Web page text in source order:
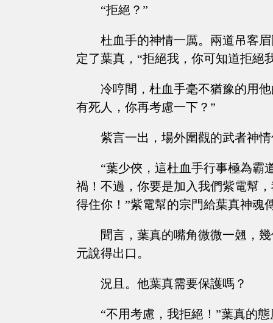
“拒絕？”
杜血手的神情一厲。兩道吊客
定了葉真，“拒絕我，你可知道拒絕
冷哼間，杜血手毫不猶豫的用
有死人，你再考慮一下？”
紫言一出，場外圍觀的武者神
“葉少俠，這杜血手行事極為霸
禍！不過，你要是加入我們紫電幫
得住你！”紫電幫的宗門給葉真神魂
聞言，葉真的嘴角微微一翹，
元說得出口。
況且。他葉真需要保護嗎？
“不用考慮，我拒絕！”葉真的